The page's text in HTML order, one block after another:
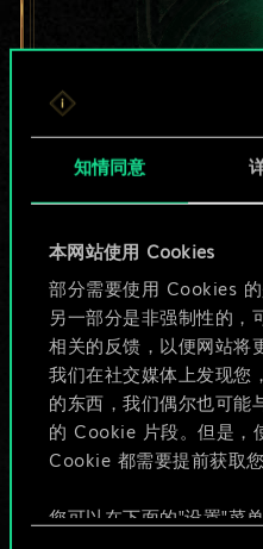
知情同意
本网站使用 Cookies
部分需要使用 Cookies
另一部分是非强制性的，
相关的反馈，以便网站将
我们在社交媒体上发现您
的东西，我们偶尔也可能
的 Cookie 片段。但是，
Cookie 都需要提前获取您
您可以在下面的"设置"菜
目前只是
牌，但能
给牌组命